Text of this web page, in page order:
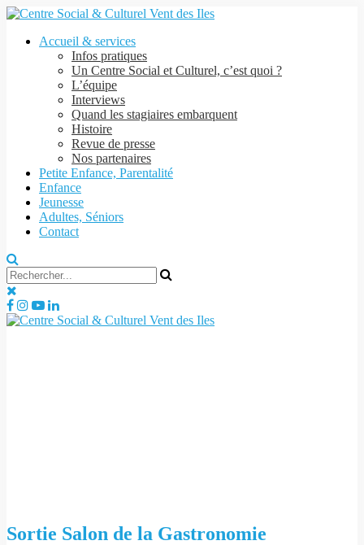
Accueil & services
Infos pratiques
Un Centre Social et Culturel, c’est quoi ?
L’équipe
Interviews
Quand les stagiaires embarquent
Histoire
Revue de presse
Nos partenaires
Petite Enfance, Parentalité
Enfance
Jeunesse
Adultes, Séniors
Contact
Sortie Salon de la Gastronomie